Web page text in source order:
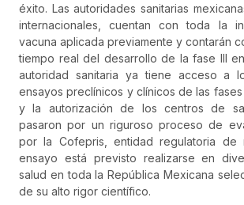
éxito. Las autoridades sanitarias
internacionales, cuentan con toda la
vacuna aplicada previamente y contarán
tiempo real del desarrollo de la fase III
autoridad sanitaria ya tiene acceso a
ensayos preclínicos y clínicos de las fases
y la autorización de los centros de
pasaron por un riguroso proceso de
por la Cofepris, entidad regulatoria de
ensayo está previsto realizarse en
salud en toda la República Mexicana
de su alto rigor científico.